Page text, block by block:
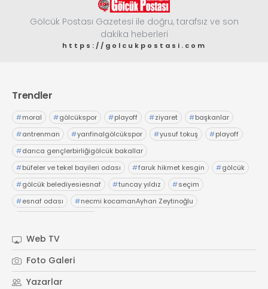
Gölcük Postası Gazetesi ile doğru, tarafsız ve son
dakika heberleri
https://golcukpostasi.com
Trendler
#moral #gölcükspor #playoff #ziyaret #başkanlar
#antrenman #yarıfinalgölcükspor #yusuf tokuş #playoff
#darıca gençlerbirliğigölcük bakallar
#büfeler ve tekel bayileri odası #faruk hikmet kesgin #gölcük
#gölcük belediyesiesnaf #tuncay yıldız #seçim
#esnaf odası #necmi kocamanAyhan Zeytinoğlu
Web TV
Foto Galeri
Yazarlar